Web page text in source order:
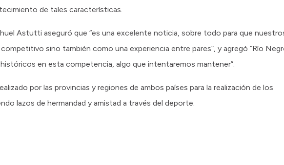
de tales características.
Astutti aseguró que “es una excelente noticia, sobre todo para que
sino también como una experiencia entre pares”, y agregó “Río
en esta competencia, algo que intentaremos mantener”.
por las provincias y regiones de ambos países para la realización de los
lazos de hermandad y amistad a través del deporte.